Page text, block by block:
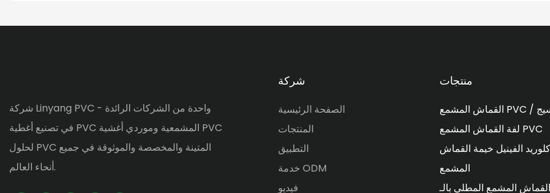
شركة Linyang PVC - واحدة من الشركات الرائدة
في تصنيع أغطية PVC المشمعية وموردي أغشية PVC
لحلول PVC المتينة والمخصصة والموثوقة في جميع
أنحاء العالم.
شركة
الصفحة الرئيسية
المنتجات
التطبيق
خدمة ODM
فيديو
منتجات
لفة القماش المشمع PVC
الفينيل خيمة القماش
المشمع